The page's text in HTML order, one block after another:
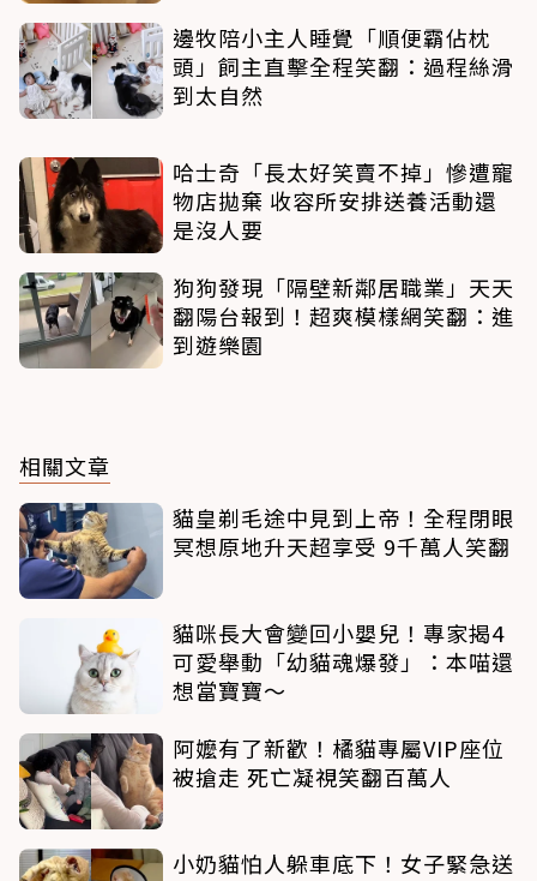
邊牧陪小主人睡覺「順便霸佔枕
頭」飼主直擊全程笑翻：過程絲滑
到太自然
哈士奇「長太好笑賣不掉」慘遭寵
物店拋棄 收容所安排送養活動還
是沒人要
狗狗發現「隔壁新鄰居職業」天天
翻陽台報到！超爽模樣網笑翻：進
到遊樂園
相關文章
貓皇剃毛途中見到上帝！全程閉眼
冥想原地升天超享受 9千萬人笑翻
貓咪長大會變回小嬰兒！專家揭4
可愛舉動「幼貓魂爆發」：本喵還
想當寶寶～
阿嬤有了新歡！橘貓專屬VIP座位
被搶走 死亡凝視笑翻百萬人
小奶貓怕人躲車底下！女子緊急送